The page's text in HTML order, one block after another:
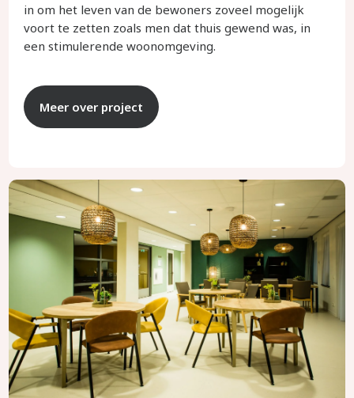
in om het leven van de bewoners zoveel mogelijk
voort te zetten zoals men dat thuis gewend was, in
een stimulerende woonomgeving.
Meer over project